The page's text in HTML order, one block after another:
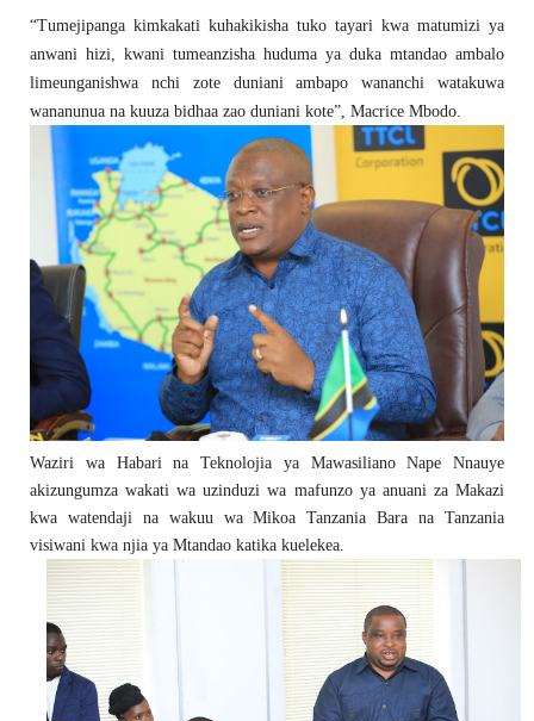
“Tumejipanga kimkakati kuhakikisha tuko tayari kwa matumizi ya
anwani hizi, kwani tumeanzisha huduma ya duka mtandao ambalo
limeunganishwa nchi zote duniani ambapo wananchi watakuwa
wananunua na kuuza bidhaa zao duniani kote”, Macrice Mbodo.
Waziri wa Habari na Teknolojia ya Mawasiliano Nape Nnauye
akizungumza wakati wa uzinduzi wa mafunzo ya anuani za Makazi
kwa watendaji na wakuu wa Mikoa Tanzania Bara na Tanzania
visiwani kwa njia ya Mtandao katika kuelekea.